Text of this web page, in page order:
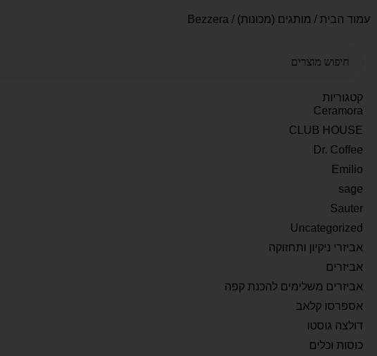
עמוד הבית / מותגים (מכונות) / Bezzera
קטגוריות
Ceramora
CLUB HOUSE
Dr. Coffee
Emilio
sage
Sauter
Uncategorized
אביזרי ניקיון ותחזוקה
אביזרים
אביזרים משלימים להכנת קפה
אספרסו קלאב
דולצה גוסטו
כוסות וכלים